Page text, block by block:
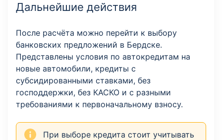
Дальнейшие действия
После расчёта можно перейти к выбору
банковских предложений в Бердске.
Представлены условия по автокредитам на
новые автомобили, кредиты с
субсидированными ставками, без
господдержки, без КАСКО и с разными
требованиями к первоначальному взносу.
При выборе кредита стоит учитывать